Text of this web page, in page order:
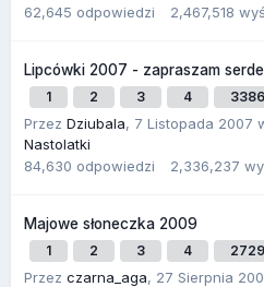
62,645 odpowiedzi 2,467,518
Lipcówki 2007 - zapraszam
1 2 3 4 3386
Przez Dziubala, 7 Listopada 2007
Nastolatki
84,630 odpowiedzi 2,336,237
Majowe słoneczka 2009
1 2 3 4 2729
Przez czarna_aga, 27 Sierpnia